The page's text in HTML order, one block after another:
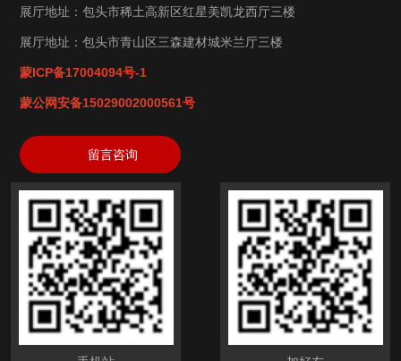
展厅地址：包头市稀土高新区红星美凯龙西厅三楼
展厅地址：包头市青山区三森建材城米兰厅三楼
蒙ICP备17004094号-1
蒙公网安备15029002000561号
留言咨询